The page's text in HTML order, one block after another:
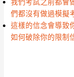
我們考試之前都會
們都沒有做過模擬
這樣的信念會導致
如何破除你的限制